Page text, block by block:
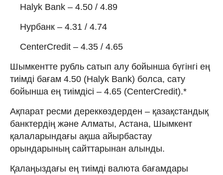
Halyk Bank – 4.50 / 4.89
Нурбанк – 4.31 / 4.74
CenterCredit – 4.35 / 4.65
Шымкентте рубль сатып алу бойынша бүгінгі ең
тиімді бағам 4.50 (Halyk Bank) болса, сату
бойынша ең тиімдісі – 4.65 (CenterCredit).*
Ақпарат ресми дереккөздерден – қазақстандық
банктердің және Алматы, Астана, Шымкент
қалаларындағы ақша айырбастау
орындарының сайттарынан алынды.
Қалаңыздағы ең тиімді валюта бағамдары